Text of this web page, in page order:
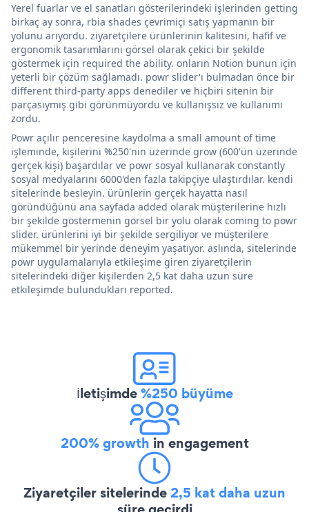
Yerel fuarlar ve el sanatları gösterilerindeki işlerinden getting
birkaç ay sonra, rbia shades çevrimiçi satış yapmanın bir
yolunu arıyordu. ziyaretçilere ürünlerinin kalitesini, hafif ve
ergonomik tasarımlarını görsel olarak çekici bir şekilde
göstermek için required the ability. onların Notion bunun için
yeterli bir çözüm sağlamadı. powr slider'ı bulmadan önce bir
different third-party apps denediler ve hiçbiri sitenin bir
parçasıymış gibi görünmüyordu ve kullanışsız ve kullanımı
zordu.
Powr açılır penceresine kaydolma a small amount of time
işleminde, kişilerini %250'nin üzerinde grow (600'ün üzerinde
gerçek kişi) başardılar ve powr sosyal kullanarak constantly
sosyal medyalarını 6000'den fazla takipçiye ulaştırdılar. kendi
sitelerinde besleyin. ürünlerin gerçek hayatta nasıl
göründüğünü ana sayfada added olarak müşterilerine hızlı
bir şekilde göstermenin görsel bir yolu olarak coming to powr
slider. ürünlerini iyi bir şekilde sergiliyor ve müşterilere
mükemmel bir yerinde deneyim yaşatıyor. aslında, sitelerinde
powr uygulamalarıyla etkileşime giren ziyaretçilerin
sitelerindeki diğer kişilerden 2,5 kat daha uzun süre
etkileşimde bulundukları reported.
İletişimde%250 büyüme
200% growth in engagement
Ziyaretçiler sitelerinde2,5 kat daha uzun